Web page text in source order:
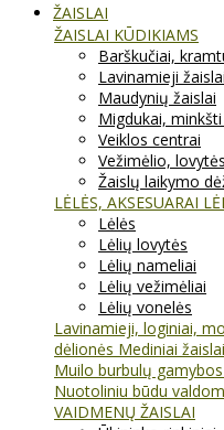
ŽAISLAI
ŽAISLAI KŪDIKIAMS
Barškučiai,
Lavinamieji žaislai
Maudynių žaislai
Migdukai,
Veiklos centrai
Vežimėlio,
Žaislų laikymo
LĖLĖS, AKSESUARAI
Lėlės
Lėlių lovytės
Lėlių nameliai
Lėlių vežimėliai
Lėlių vonelės
Lavinamieji, loginiai,
dėlionės Mediniai žaislai
Muilo burbulų
Nuotoliniu būdu
VAIDMENŲ ŽAISLAI